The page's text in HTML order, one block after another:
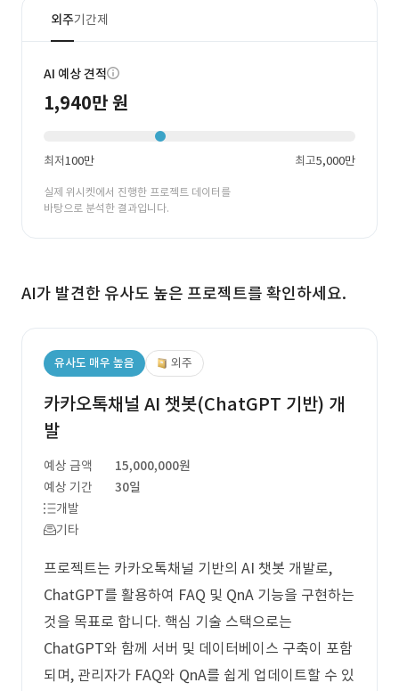
외주기간제
AI 예상 견적
1,940만 원
최저100만 최고5,000만
실제 위시켓에서 진행한 프로젝트 데이터를
바탕으로 분석한 결과입니다.
AI가 발견한 유사도 높은 프로젝트를 확인하세요.
유사도 매우 높음 외주
카카오톡채널 AI 챗봇(ChatGPT 기반) 개
발
예상 금액
15,000,000원
예상 기간
30일
개발
기타
프로젝트는 카카오톡채널 기반의 AI 챗봇 개발로,
ChatGPT를 활용하여 FAQ 및 QnA 기능을 구현하는
것을 목표로 합니다. 핵심 기술 스택으로는
ChatGPT와 함께 서버 및 데이터베이스 구축이 포함
되며, 관리자가 FAQ와 QnA를 쉽게 업데이트할 수 있